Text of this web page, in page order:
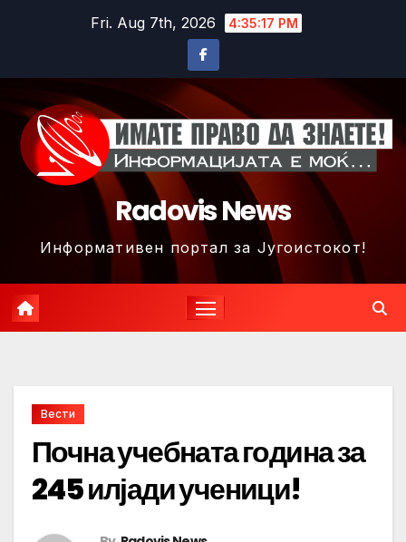
Fri. Aug 7th, 2026 4:35:20 PM
Radovis News
Информативен портал за Југоистокот!
Вести
Почна учебната година за
245 илјади ученици!